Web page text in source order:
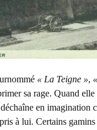
« La Teigne »,
sa rage. Quand
en imagination
à lui. Certains gamins